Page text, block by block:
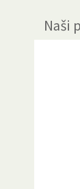
Naši